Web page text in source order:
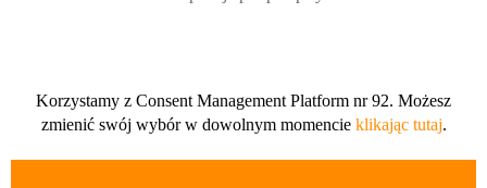
Korzystamy z Consent Management Platform nr 92. Możesz
zmienić swój wybór w dowolnym momencie klikając tutaj.